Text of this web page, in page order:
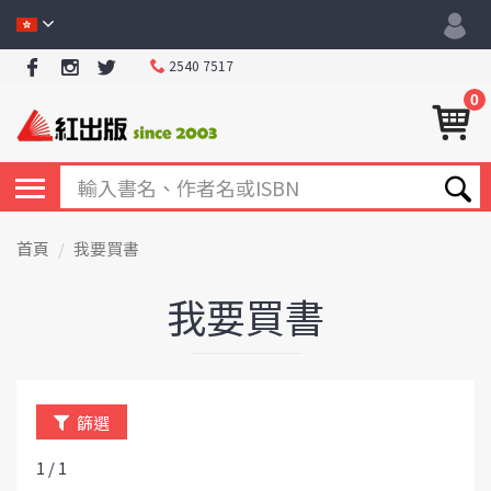
2540 7517
0
首頁 我要買書
我要買書
篩選
1 / 1